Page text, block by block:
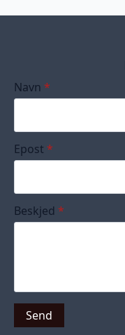
Navn *
Epost *
Beskjed *
Send